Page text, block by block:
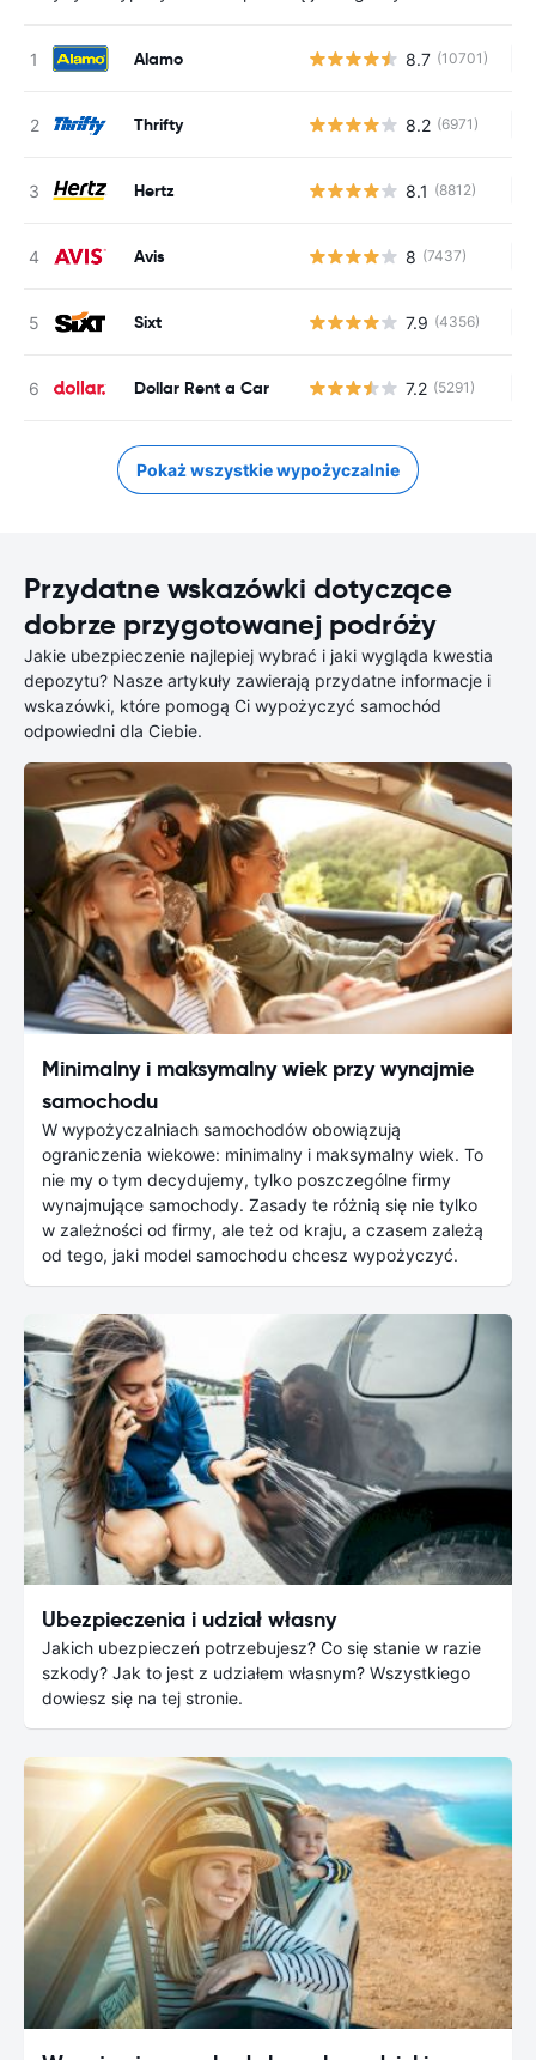
Alamo 8.7 (10701)
Thrifty 8.2 (6971)
Hertz 8.1 (8812)
Avis 8 (7437)
Sixt 7.9 (4356)
Dollar Rent a Car 7.2 (5291)
Pokaż wszystkie wypożyczalnie
Przydatne wskazówki dotyczące
dobrze przygotowanej podróży
Jakie ubezpieczenie najlepiej wybrać i jaki wygląda kwestia
depozytu? Nasze artykuły zawierają przydatne informacje i
wskazówki, które pomogą Ci wypożyczyć samochód
odpowiedni dla Ciebie.
Minimalny i maksymalny wiek przy wynajmie
samochodu
W wypożyczalniach samochodów obowiązują
ograniczenia wiekowe: minimalny i maksymalny wiek. To
nie my o tym decydujemy, tylko poszczególne firmy
wynajmujące samochody. Zasady te różnią się nie tylko
w zależności od firmy, ale też od kraju, a czasem zależą
od tego, jaki model samochodu chcesz wypożyczyć.
Ubezpieczenia i udział własny
Jakich ubezpieczeń potrzebujesz? Co się stanie w razie
szkody? Jak to jest z udziałem własnym? Wszystkiego
dowiesz się na tej stronie.